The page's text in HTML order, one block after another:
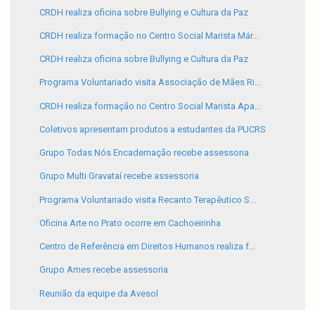
CRDH realiza oficina sobre Bullying e Cultura da Paz
CRDH realiza formação no Centro Social Marista Már...
CRDH realiza oficina sobre Bullying e Cultura da Paz
Programa Voluntariado visita Associação de Mães Ri...
CRDH realiza formação no Centro Social Marista Apa...
Coletivos apresentam produtos a estudantes da PUCRS
Grupo Todas Nós Encadernação recebe assessoria
Grupo Multi Gravataí recebe assessoria
Programa Voluntariado visita Recanto Terapêutico S...
Oficina Arte no Prato ocorre em Cachoeirinha
Centro de Referência em Direitos Humanos realiza f...
Grupo Ames recebe assessoria
Reunião da equipe da Avesol